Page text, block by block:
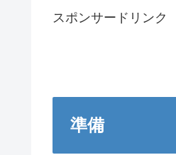
スポンサードリンク
準備